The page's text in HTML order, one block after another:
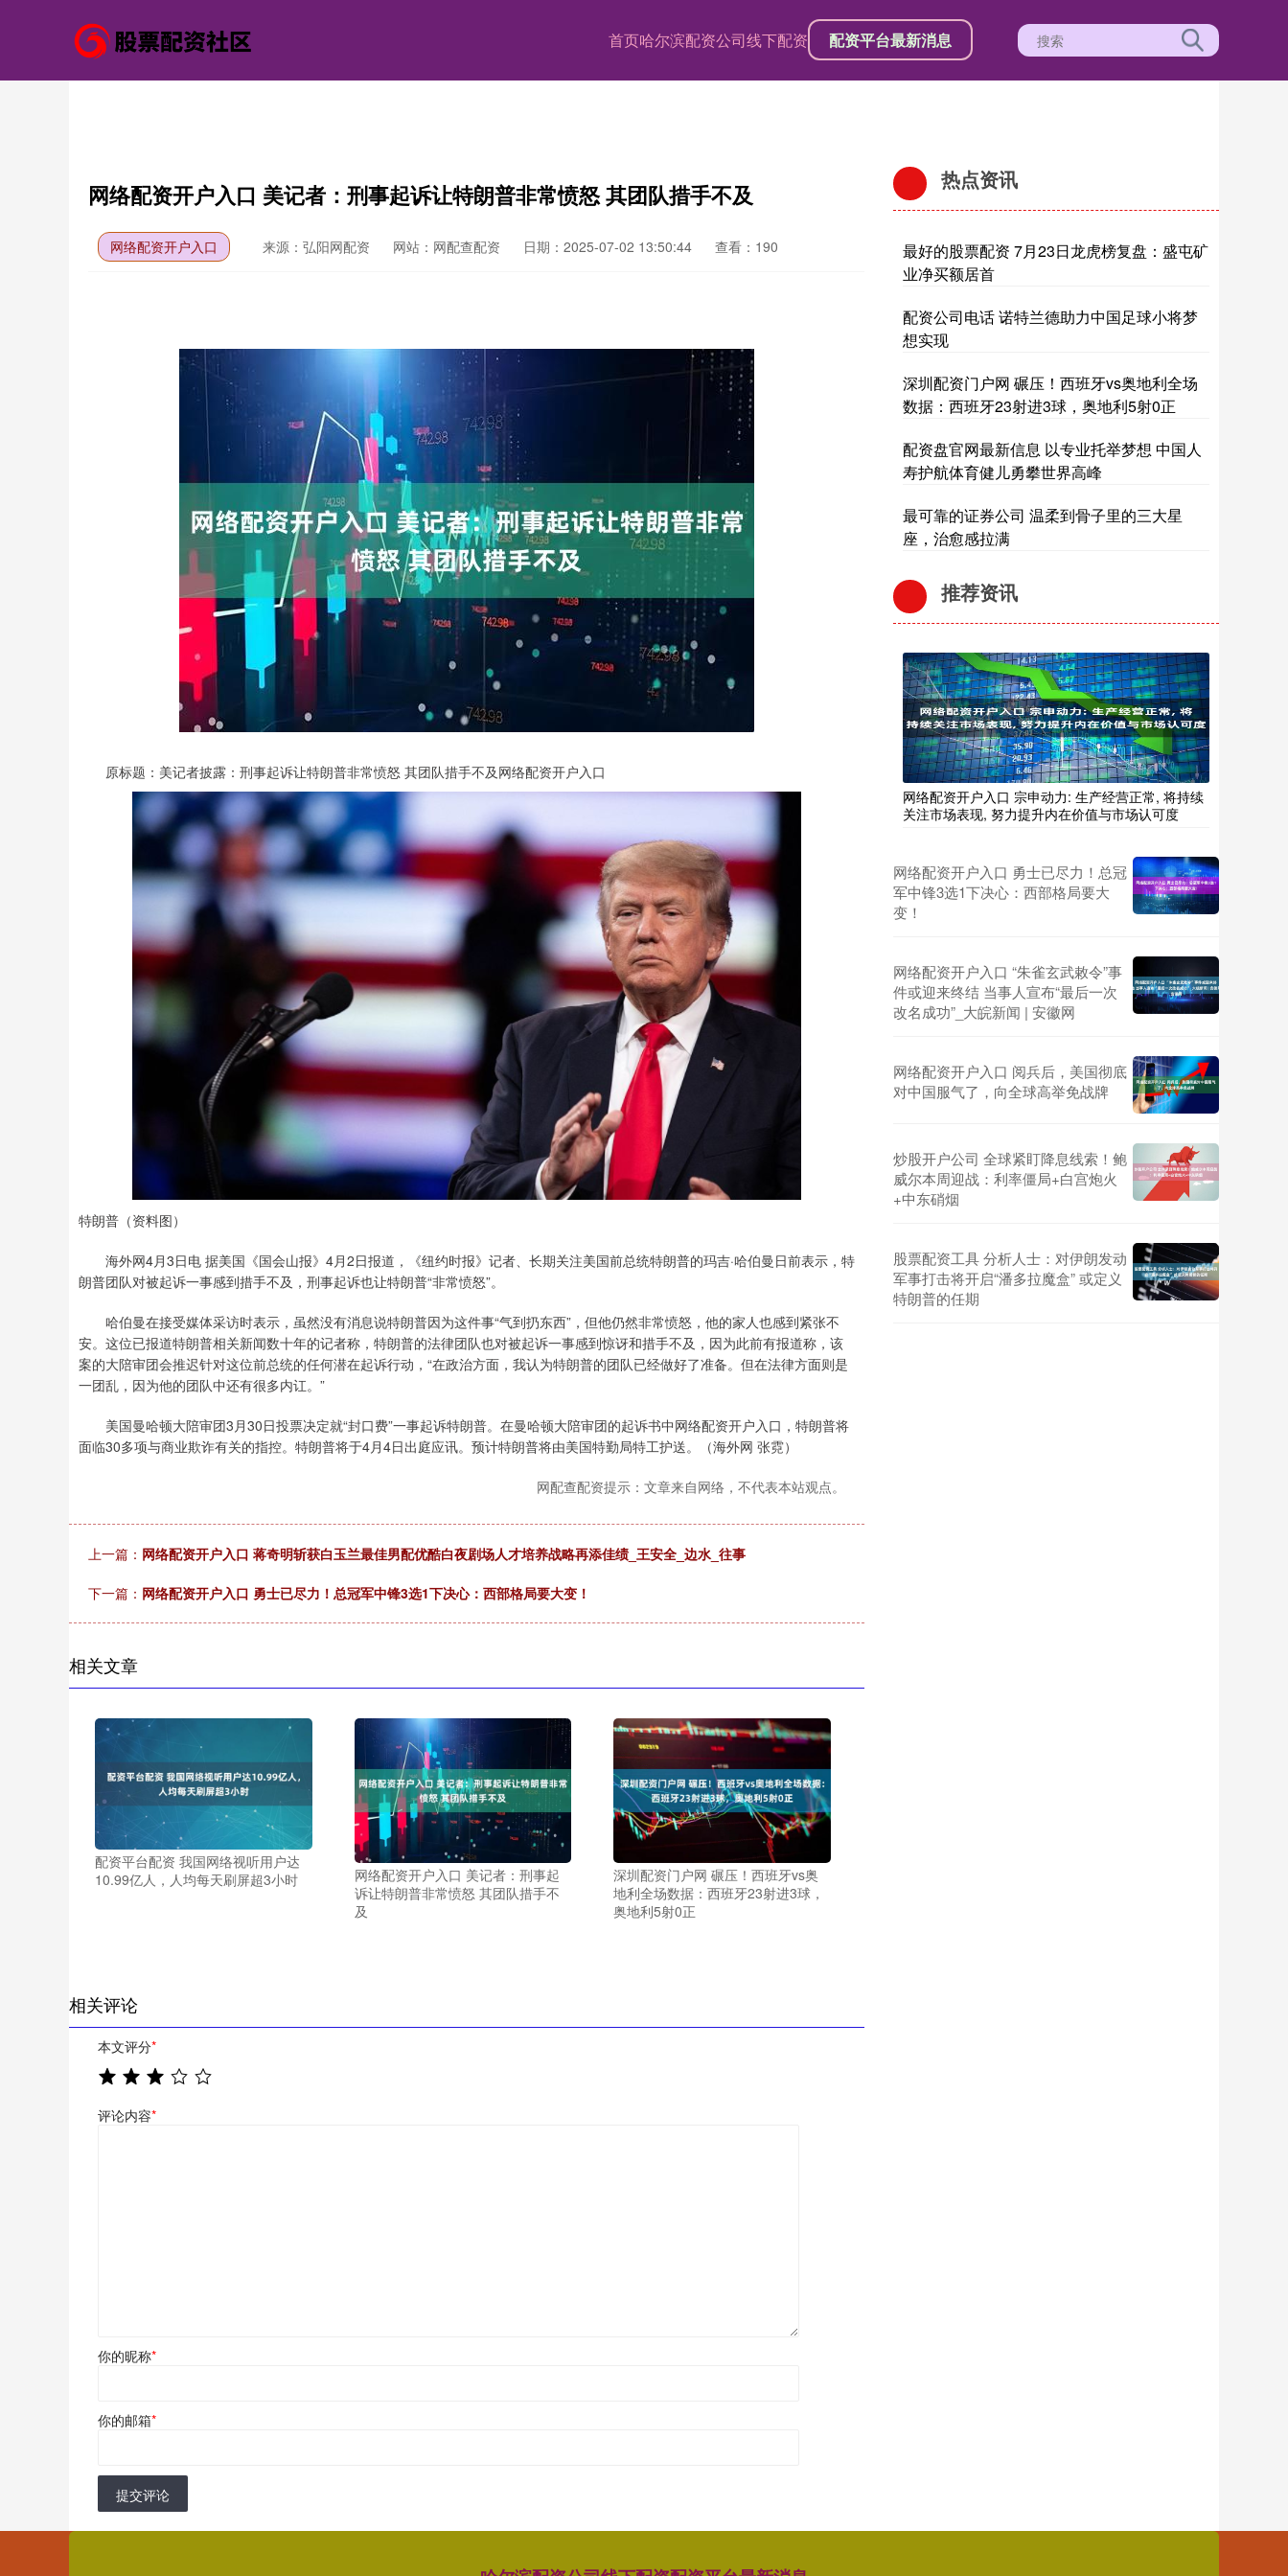
首页哈尔滨配资公司线下配资 配资平台最新消息
网络配资开户入口 美记者：刑事起诉让特朗普非常愤怒 其团队措手不及
网络配资开户入口 来源：弘阳网配资 网站：网配查配资 日期：2025-07-02 13:50:44 查看：190
原标题：美记者披露：刑事起诉让特朗普非常愤怒 其团队措手不及网络配资开户入口
特朗普（资料图）
海外网4月3日电 据美国《国会山报》4月2日报道，《纽约时报》记者、长期关注美国前总统特朗普的玛吉·哈伯曼日前表示，特
朗普团队对被起诉一事感到措手不及，刑事起诉也让特朗普“非常愤怒”。
哈伯曼在接受媒体采访时表示，虽然没有消息说特朗普因为这件事“气到扔东西”，但他仍然非常愤怒，他的家人也感到紧张不
安。这位已报道特朗普相关新闻数十年的记者称，特朗普的法律团队也对被起诉一事感到惊讶和措手不及，因为此前有报道称，该
案的大陪审团会推迟针对这位前总统的任何潜在起诉行动，“在政治方面，我认为特朗普的团队已经做好了准备。但在法律方面则是
一团乱，因为他的团队中还有很多内讧。”
美国曼哈顿大陪审团3月30日投票决定就“封口费”一事起诉特朗普。在曼哈顿大陪审团的起诉书中网络配资开户入口，特朗普将
面临30多项与商业欺诈有关的指控。特朗普将于4月4日出庭应讯。预计特朗普将由美国特勤局特工护送。（海外网 张霓）
网配查配资提示：文章来自网络，不代表本站观点。
上一篇： 网络配资开户入口 蒋奇明斩获白玉兰最佳男配优酷白夜剧场人才培养战略再添佳绩_王安全_边水_往事
下一篇： 网络配资开户入口 勇士已尽力！总冠军中锋3选1下决心：西部格局要大变！
相关文章
配资平台配资 我国网络视听用户达
10.99亿人，人均每天刷屏超3小时
网络配资开户入口 美记者：刑事起
诉让特朗普非常愤怒 其团队措手不
及
深圳配资门户网 碾压！西班牙vs奥
地利全场数据：西班牙23射进3球，
奥地利5射0正
相关评论
本文评分*
评论内容*
你的昵称*
你的邮箱*
提交评论
热点资讯
最好的股票配资 7月23日龙虎榜复盘：盛屯矿
业净买额居首
配资公司电话 诺特兰德助力中国足球小将梦
想实现
深圳配资门户网 碾压！西班牙vs奥地利全场
数据：西班牙23射进3球，奥地利5射0正
配资盘官网最新信息 以专业托举梦想 中国人
寿护航体育健儿勇攀世界高峰
最可靠的证券公司 温柔到骨子里的三大星
座，治愈感拉满
推荐资讯
网络配资开户入口 宗申动力: 生产经营正常, 将持续
关注市场表现, 努力提升内在价值与市场认可度
网络配资开户入口 勇士已尽力！总冠
军中锋3选1下决心：西部格局要大
变！
网络配资开户入口 “朱雀玄武敕令”事
件或迎来终结 当事人宣布“最后一次
改名成功”_大皖新闻 | 安徽网
网络配资开户入口 阅兵后，美国彻底
对中国服气了，向全球高举免战牌
炒股开户公司 全球紧盯降息线索！鲍
威尔本周迎战：利率僵局+白宫炮火
+中东硝烟
股票配资工具 分析人士：对伊朗发动
军事打击将开启“潘多拉魔盒” 或定义
特朗普的任期